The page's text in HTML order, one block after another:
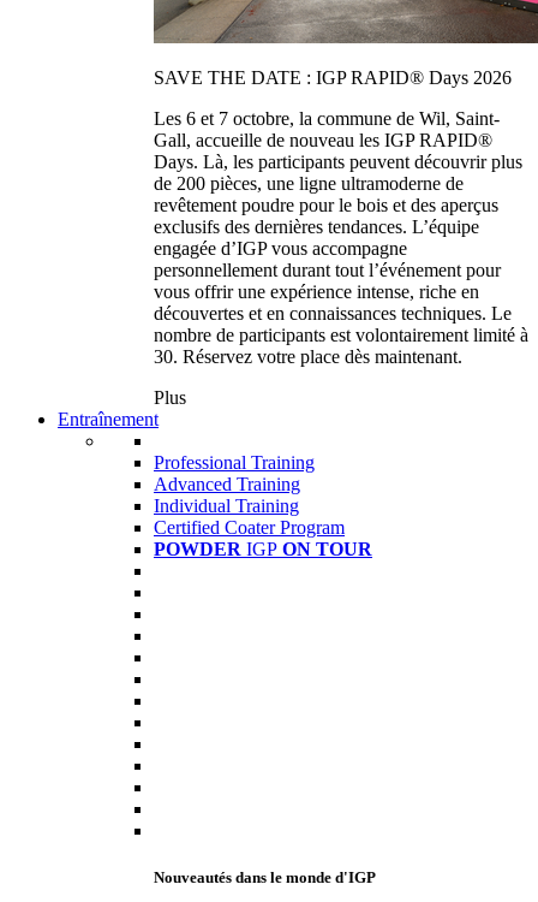
SAVE THE DATE : IGP RAPID® Days 2026
Les 6 et 7 octobre, la commune de Wil, Saint-
Gall, accueille de nouveau les IGP RAPID®
Days. Là, les participants peuvent découvrir plus
de 200 pièces, une ligne ultramoderne de
revêtement poudre pour le bois et des aperçus
exclusifs des dernières tendances. L’équipe
engagée d’IGP vous accompagne
personnellement durant tout l’événement pour
vous offrir une expérience intense, riche en
découvertes et en connaissances techniques. Le
nombre de participants est volontairement limité à
30. Réservez votre place dès maintenant.
Plus
Entraînement
Professional Training
Advanced Training
Individual Training
Certified Coater Program
POWDER IGP ON TOUR
Nouveautés dans le monde d'IGP